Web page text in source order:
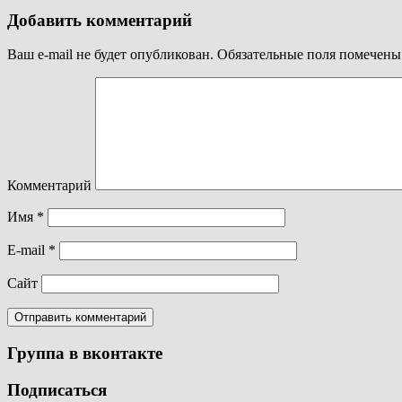
Добавить комментарий
Ваш e-mail не будет опубликован. Обязательные поля
Комментарий
Имя *
E-mail *
Сайт
Группа в вконтакте
Подписаться